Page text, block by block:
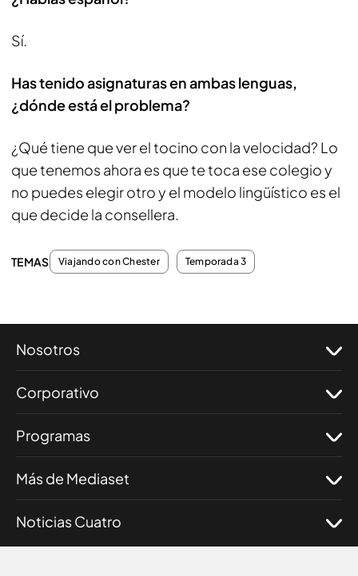
Sí.
Has tenido asignaturas en ambas lenguas,
¿dónde está el problema?
¿Qué tiene que ver el tocino con la velocidad? Lo
que tenemos ahora es que te toca ese colegio y
no puedes elegir otro y el modelo lingüístico es el
que decide la consellera.
TEMAS Viajando con Chester Temporada 3
Nosotros
Corporativo
Programas
Más de Mediaset
Noticias Cuatro